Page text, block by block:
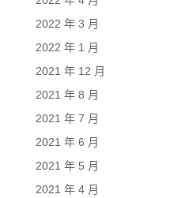
2022 年 3 月
2022 年 1 月
2021 年 12 月
2021 年 8 月
2021 年 7 月
2021 年 6 月
2021 年 5 月
2021 年 4 月